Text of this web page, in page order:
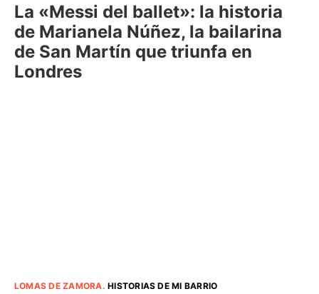
La «Messi del ballet»: la historia
de Marianela Núñez, la bailarina
de San Martín que triunfa en
Londres
LOMAS DE ZAMORA.HISTORIAS DE MI BARRIO